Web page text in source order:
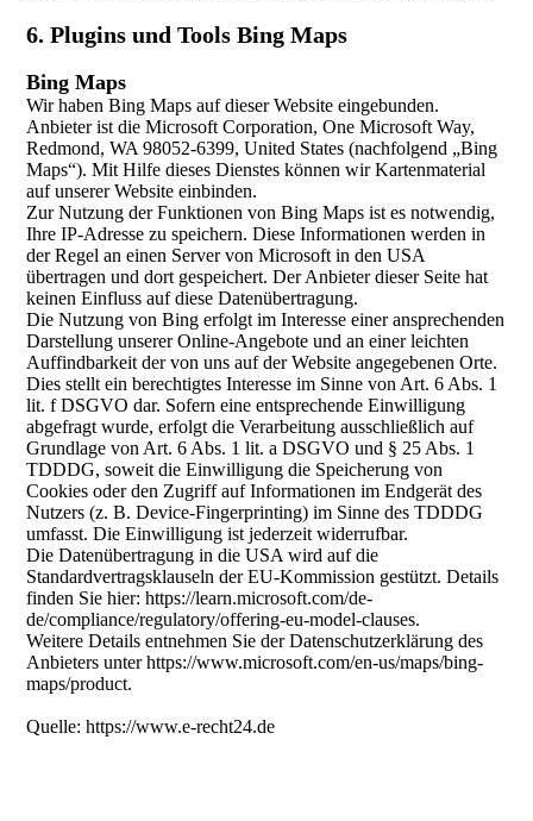
6. Plugins und Tools Bing Maps
Bing Maps
Wir haben Bing Maps auf dieser Website eingebunden.
Anbieter ist die Microsoft Corporation, One Microsoft Way,
Redmond, WA 98052-6399, United States (nachfolgend „Bing
Maps“). Mit Hilfe dieses Dienstes können wir Kartenmaterial
auf unserer Website einbinden.
Zur Nutzung der Funktionen von Bing Maps ist es notwendig,
Ihre IP-Adresse zu speichern. Diese Informationen werden in
der Regel an einen Server von Microsoft in den USA
übertragen und dort gespeichert. Der Anbieter dieser Seite hat
keinen Einfluss auf diese Datenübertragung.
Die Nutzung von Bing erfolgt im Interesse einer ansprechenden
Darstellung unserer Online-Angebote und an einer leichten
Auffindbarkeit der von uns auf der Website angegebenen Orte.
Dies stellt ein berechtigtes Interesse im Sinne von Art. 6 Abs. 1
lit. f DSGVO dar. Sofern eine entsprechende Einwilligung
abgefragt wurde, erfolgt die Verarbeitung ausschließlich auf
Grundlage von Art. 6 Abs. 1 lit. a DSGVO und § 25 Abs. 1
TDDDG, soweit die Einwilligung die Speicherung von
Cookies oder den Zugriff auf Informationen im Endgerät des
Nutzers (z. B. Device-Fingerprinting) im Sinne des TDDDG
umfasst. Die Einwilligung ist jederzeit widerrufbar.
Die Datenübertragung in die USA wird auf die
Standardvertragsklauseln der EU-Kommission gestützt. Details
finden Sie hier: https://learn.microsoft.com/de-
de/compliance/regulatory/offering-eu-model-clauses.
Weitere Details entnehmen Sie der Datenschutzerklärung des
Anbieters unter https://www.microsoft.com/en-us/maps/bing-
maps/product.
Quelle: https://www.e-recht24.de